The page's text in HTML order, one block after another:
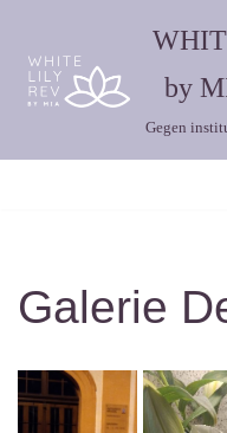
Zum
Inhalt
by
Gegen
Galerie